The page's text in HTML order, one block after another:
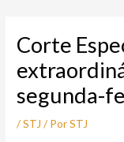
conteúdo
Corte
segunda-
/STJ / PorSTJ